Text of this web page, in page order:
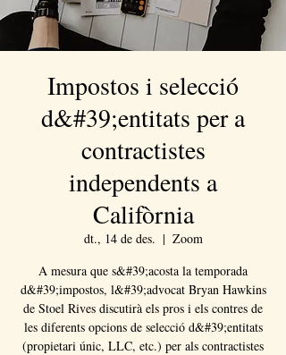
Impostos i selecció
d&#39;entitats per a
contractistes
independents a
Califòrnia
dt., 14 de des.
  |
Zoom
A mesura que s&#39;acosta la temporada
d&#39;impostos, l&#39;advocat Bryan Hawkins
de Stoel Rives discutirà els pros i els contres de
les diferents opcions de selecció d&#39;entitats
(propietari únic, LLC, etc.) per als contractistes